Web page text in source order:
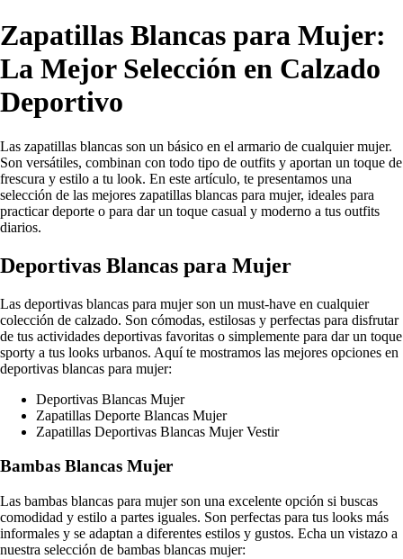
Zapatillas Blancas para Mujer:
La Mejor Selección en Calzado
Deportivo
Las zapatillas blancas son un básico en el armario de cualquier mujer.
Son versátiles, combinan con todo tipo de outfits y aportan un toque de
frescura y estilo a tu look. En este artículo, te presentamos una
selección de las mejores zapatillas blancas para mujer, ideales para
practicar deporte o para dar un toque casual y moderno a tus outfits
diarios.
Deportivas Blancas para Mujer
Las deportivas blancas para mujer son un must-have en cualquier
colección de calzado. Son cómodas, estilosas y perfectas para disfrutar
de tus actividades deportivas favoritas o simplemente para dar un toque
sporty a tus looks urbanos. Aquí te mostramos las mejores opciones en
deportivas blancas para mujer:
Deportivas Blancas Mujer
Zapatillas Deporte Blancas Mujer
Zapatillas Deportivas Blancas Mujer Vestir
Bambas Blancas Mujer
Las bambas blancas para mujer son una excelente opción si buscas
comodidad y estilo a partes iguales. Son perfectas para tus looks más
informales y se adaptan a diferentes estilos y gustos. Echa un vistazo a
nuestra selección de bambas blancas mujer: